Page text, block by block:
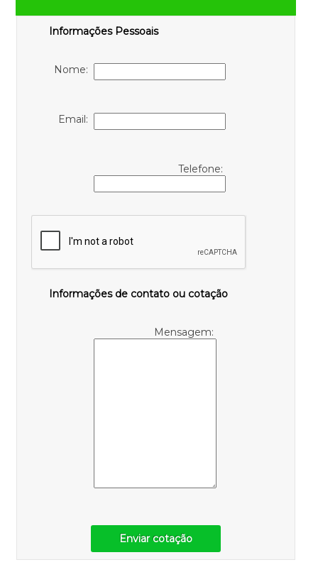
Informações Pessoais
Nome:
Email:
Telefone:
Informações de contato ou cotação
Mensagem:
Enviar cotação